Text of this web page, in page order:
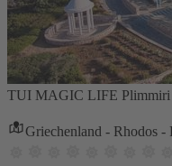
TUI MAGIC LIFE Plimmiri
Griechenland - Rhodos -